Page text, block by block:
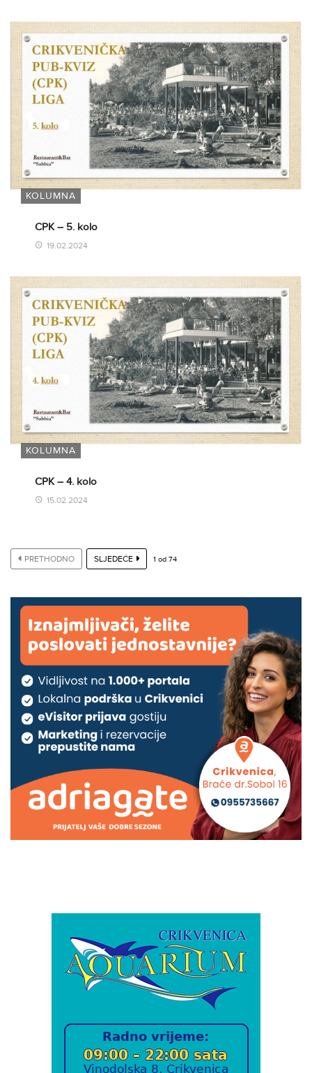
KOLUMNA
CPK – 5. kolo
19.02.2024
KOLUMNA
CPK – 4. kolo
15.02.2024
PRETHODNO SLJEDEĆE 1 od 74